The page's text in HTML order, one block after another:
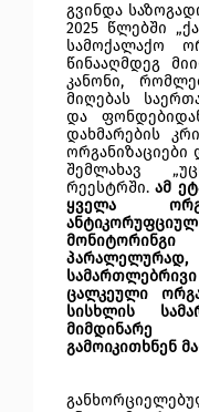
გვინდა
2025 წლებში
სამოქალაქო
წინააღმდეგ
კანონი,
მიღებას
და
დახმარების
შემლახავ
რეესტრში.ამ
ყველა
მონიტორინგი
ცალკეული
სისხლის
მიმდინარე
გამოიკითხნენ